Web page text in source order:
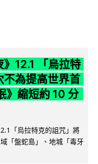
》12.1 「烏拉特
不為提高世界首
》縮短約 10 分
「烏拉特克的詛咒」將
「盤蛇島」、地城「毒牙